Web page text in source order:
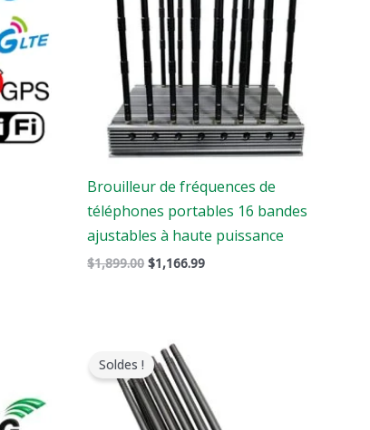
Brouilleur de fréquences de
téléphones portables 16 bandes
ajustables à haute puissance
$1,899.00 $1,166.99
Soldes !
prix
original
était
:
$999.00.
prix
actuel
est
:
$649.99.